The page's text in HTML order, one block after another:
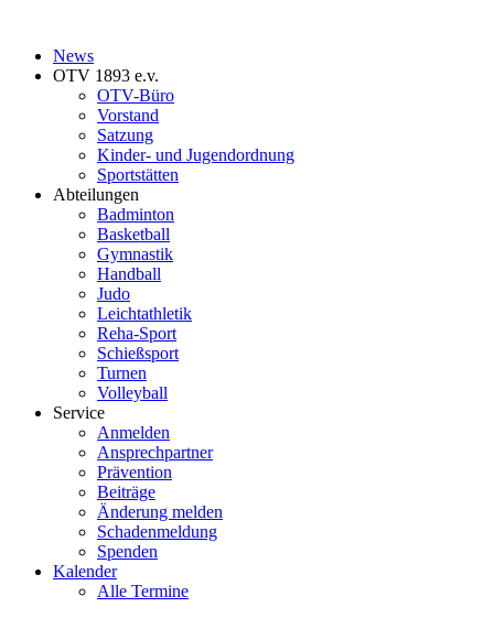
News
OTV 1893 e.v.
OTV-Büro
Vorstand
Satzung
Kinder- und Jugendordnung
Sportstätten
Abteilungen
Badminton
Basketball
Gymnastik
Handball
Judo
Leichtathletik
Reha-Sport
Schießsport
Turnen
Volleyball
Service
Anmelden
Ansprechpartner
Prävention
Beiträge
Änderung melden
Schadenmeldung
Spenden
Kalender
Alle Termine